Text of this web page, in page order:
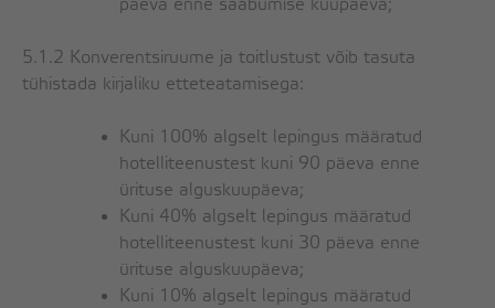
päeva enne saabumise kuupäeva;
5.1.2 Konverentsiruume ja toitlustust võib tasuta
tühistada kirjaliku etteteatamisega:
Kuni 100% algselt lepingus määratud
hotelliteenustest kuni 90 päeva enne
ürituse alguskuupäeva;
Kuni 40% algselt lepingus määratud
hotelliteenustest kuni 30 päeva enne
ürituse alguskuupäeva;
Kuni 10% algselt lepingus määratud